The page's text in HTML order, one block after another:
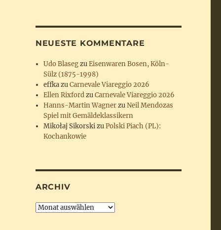
NEUESTE KOMMENTARE
Udo BlasegzuEisenwaren Bosen, Köln-
Sülz (1875-1998)
effkazuCarnevale Viareggio 2026
Ellen RixfordzuCarnevale Viareggio 2026
Hanns-Martin WagnerzuNeil Mendozas
Spiel mit Gemäldeklassikern
Mikołaj SikorskizuPolski Piach (PL):
Kochankowie
ARCHIV
Archiv